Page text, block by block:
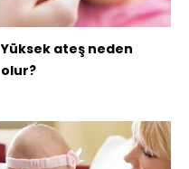
Yüksek ateş neden
olur?